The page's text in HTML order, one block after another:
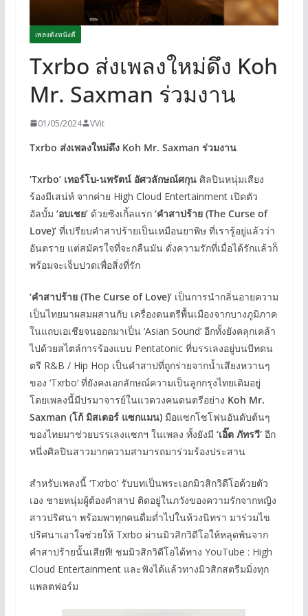
เพลงดังหนังดี
Txrbo ส่งเพลงใหม่ดึง Koh
Mr. Saxman ร่วมงาน
01/05/2024 VVit
Txrbo ส่งเพลงใหม่ดึง Koh Mr. Saxman ร่วมงาน
‘Txrbo’ เทอร์โบ-นพรัตน์ อัศวลักษณ์ศกุนศิลปินหนุ่มเสียง
ร้องมีเสน่ห์ จากค่าย High Cloud Entertainment เปิดตัว
อัลบั้ม ‘อบเชย’ด้วยซิงเกิ้ลแรก ‘คำสาปร้าย (The Curse of
Love)’ที่เปรียบคําสาปร้ายเป็นเหมือนยาพิษ ที่เรารู้อยู่แล้วว่า
อันตราย แต่สมัครใจที่จะกลืนมัน ดั่งความรักที่เมื่อได้รักแล้วก็
พร้อมจะเจ็บปวดเพื่อสิ่งที่รัก
‘คำสาปร้าย (The Curse of Love)’เป็นการนํากลิ่นอายความ
เป็นไทยมาผสมผสานกับ เครื่องดนตรีพื้นเมืองจากบางภูมิภาค
ในแถบเอเชียจนออกมาเป็น ‘Asian Sound’ อีกทั้งยังคลุกเคล้า
ไปด้วยสไตล์การร้องแบบ Pentatonic ที่บรรเลงอยู่บนบีทดน
ตรี R&B / Hip Hop เป็นคําสาปที่ถูกร่ายจากน้ำเสียงหวานๆ
ของ ‘Txrbo’ ที่ยังคงเอกลักษณ์ความเป็นลูกกรุงไทยเดิมอยู่
โดยเพลงนี้มีปรมาจารย์ในแวดวงคนดนตรีอย่าง Koh Mr.
Saxman (โก้ มิสเตอร์ แซกแมน)มือแซกโซโฟนอันดับต้นๆ
ของไทยมาช่วยบรรเลงแซกฯ ในเพลง ทั้งยังมี ‘เอิ๊ต ภัทรวี’อีก
หนี่งศิลปินสาวมากความสามารถมาร่วมร้องประสาน
สำหรับเพลงนี้ ‘Txrbo’ รับบทเป็นพระเอกมิวสิกวิดีโอด้วยตัว
เอง ชายหนุ่มผู้ต้องคำสาป ติดอยู่ในภวังของความรักจากหญิง
สาวปริศนา พร้อมพาทุกคนดื่มด่ำไปในห้วงนิทรา มาร่วมไข
ปริศนาเอาใจช่วยให้ Txrbo ผ่านมิวสิกวิดีโอให้หลุดพ้นจาก
คำสาปร้ายนั้นเสียที! ชมมิวสิกวิดีโอได้ทาง YouTube : High
Cloud Entertainment และฟังได้แล้วทางมิวสิกสตรีมมิ่งทุก
แพลตฟอร์ม